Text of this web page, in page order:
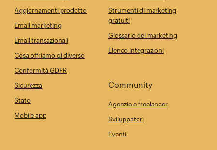
Aggiornamenti prodotto
Email marketing
Email transazionali
Cosa offriamo di diverso
Conformità GDPR
Sicurezza
Stato
Mobile app
Strumenti di marketing
gratuiti
Glossario del marketing
Elenco integrazioni
Community
Agenzie e freelancer
Sviluppatori
Eventi